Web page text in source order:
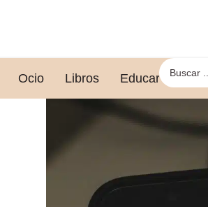
Ocio Libros Educar leyendo